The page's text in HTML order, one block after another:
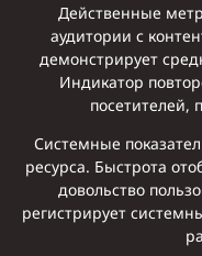
Действенные
аудитории с
демонстрирует
Индикатор
посетителей,
Системные
ресурса. Быстрота
довольство
регистрирует